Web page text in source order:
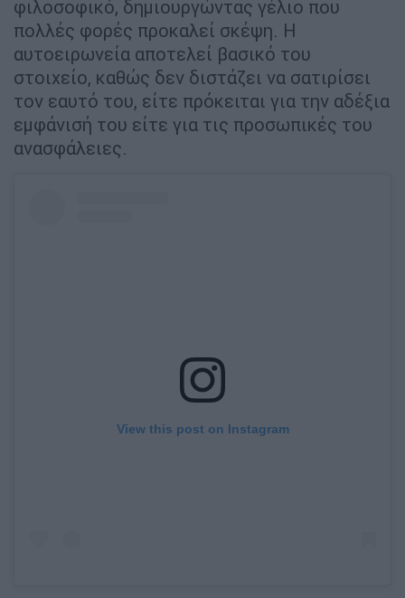
φιλοσοφικό, δημιουργώντας γέλιο που
πολλές φορές προκαλεί σκέψη. Η
αυτοειρωνεία αποτελεί βασικό του
στοιχείο, καθώς δεν διστάζει να σατιρίσει
τον εαυτό του, είτε πρόκειται για την αδέξια
εμφάνισή του είτε για τις προσωπικές του
ανασφάλειες.
View this post on Instagram